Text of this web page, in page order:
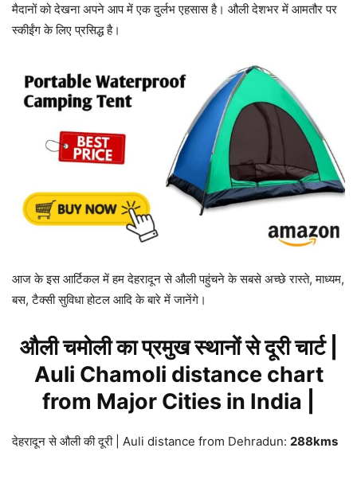
मैदानों को देखना अपने आप में एक दुर्लभ एहसास है। औली देशभर में आमतौर पर
स्कीईंग के लिए प्रसिद्ध है।
आज के इस आर्टिकल में हम देहरादून से औली पहुंचने के सबसे अच्छे रास्ते, माध्यम,
बस, टैक्सी सुविधा होटल आदि के बारे में जानेंगे।
औली चमोली का प्रमुख स्थानों से दूरी चार्ट |
Auli Chamoli distance chart
from Major Cities in India |
देहरादून से औली की दूरी | Auli distance from Dehradun: 288kms